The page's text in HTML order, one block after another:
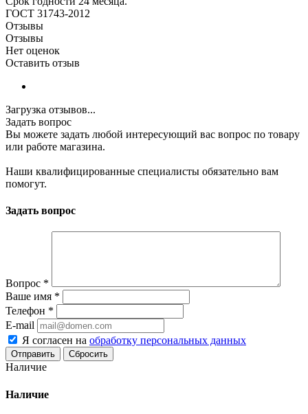
ГОСТ 31743-2012
Отзывы
Отзывы
Нет оценок
Оставить отзыв
Загрузка отзывов...
Задать вопрос
Вы можете задать любой интересующий вас вопрос по товару
или работе магазина.
Наши квалифицированные специалисты обязательно вам
помогут.
Задать вопрос
Вопрос *
Ваше имя *
Телефон *
E-mail
Я согласен на обработку персональных данных
Сбросить
Наличие
Наличие